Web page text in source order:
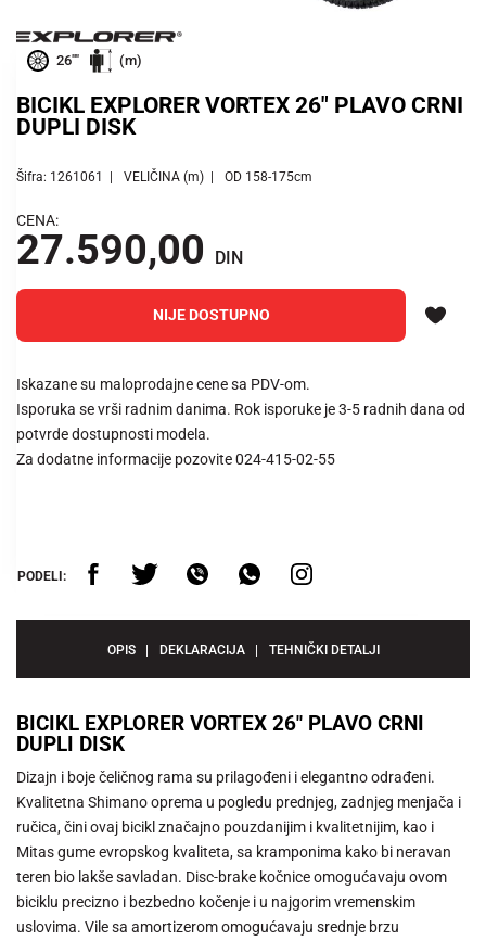
26"" (m)
BICIKL EXPLORER VORTEX 26" PLAVO CRNI
DUPLI DISK
Šifra: 1261061 VELIČINA (m) OD 158-175cm
CENA:
27.590,00 DIN
NIJE DOSTUPNO
Iskazane su maloprodajne cene sa PDV-om.
Isporuka se vrši radnim danima. Rok isporuke je 3-5 radnih dana od
potvrde dostupnosti modela.
Za dodatne informacije pozovite 024-415-02-55
PODELI:
OPIS DEKLARACIJA TEHNIČKI DETALJI
BICIKL EXPLORER VORTEX 26" PLAVO CRNI
DUPLI DISK
Dizajn i boje čeličnog rama su prilagođeni i elegantno odrađeni.
Kvalitetna Shimano oprema u pogledu prednjeg, zadnjeg menjača i
ručica, čini ovaj bicikl značajno pouzdanijim i kvalitetnijim, kao i
Mitas gume evropskog kvaliteta, sa kramponima kako bi neravan
teren bio lakše savladan. Disc-brake kočnice omogućavaju ovom
biciklu precizno i bezbedno kočenje i u najgorim vremenskim
uslovima. Vile sa amortizerom omogućavaju srednje brzu